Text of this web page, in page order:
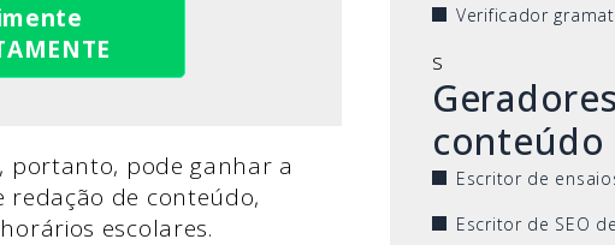
portanto, pode ganhar a
redação de conteúdo,
escolares.
Verificador
s
conteúdo
Escritor de
Escritor de SEO